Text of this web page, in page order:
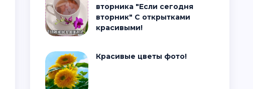
вторника "Если сегодня
вторник" С открытками
красивыми!
Красивые цветы фото!